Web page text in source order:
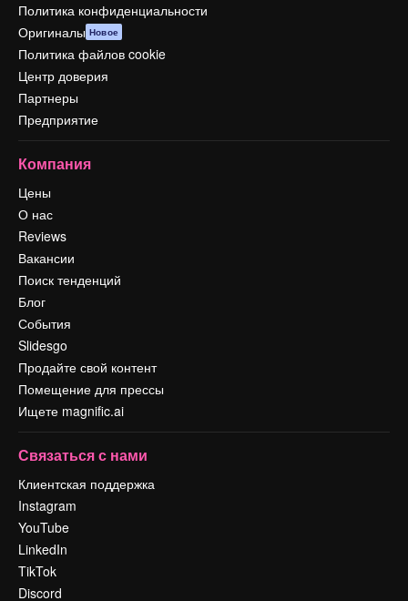
Политика конфиденциальности
Оригиналы Новое
Политика файлов cookie
Центр доверия
Партнеры
Предприятие
Компания
Цены
О нас
Reviews
Вакансии
Поиск тенденций
Блог
События
Slidesgo
Продайте свой контент
Помещение для прессы
Ищете magnific.ai
Связаться с нами
Клиентская поддержка
Instagram
YouTube
LinkedIn
TikTok
Discord